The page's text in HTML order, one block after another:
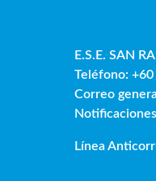
E.S.E. SAN
Teléfono: +60
Correo
Línea